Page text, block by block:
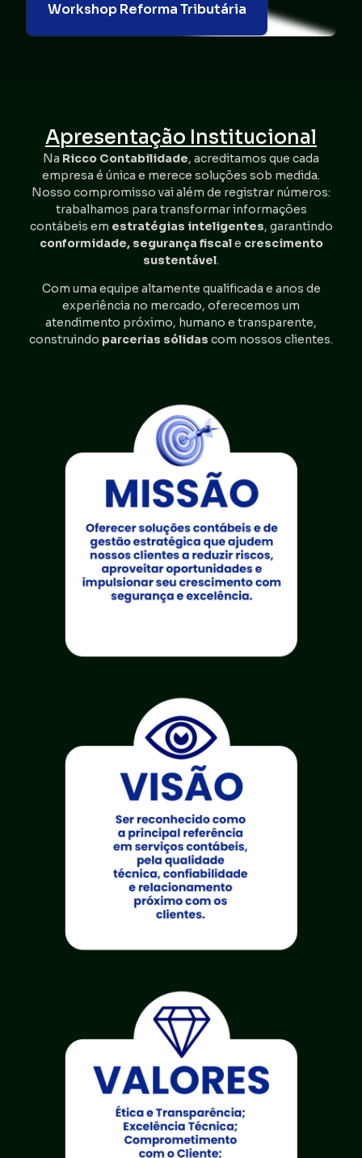
Workshop Reforma Tributária
Apresentação Institucional
Na Ricco Contabilidade, acreditamos que cada
empresa é única e merece soluções sob medida.
Nosso compromisso vai além de registrar números:
trabalhamos para transformar informações
contábeis em estratégias inteligentes, garantindo
conformidade, segurança fiscale crescimento
sustentável.
Com uma equipe altamente qualificada e anos de
experiência no mercado, oferecemos um
atendimento próximo, humano e transparente,
construindo parcerias sólidas com nossos clientes.